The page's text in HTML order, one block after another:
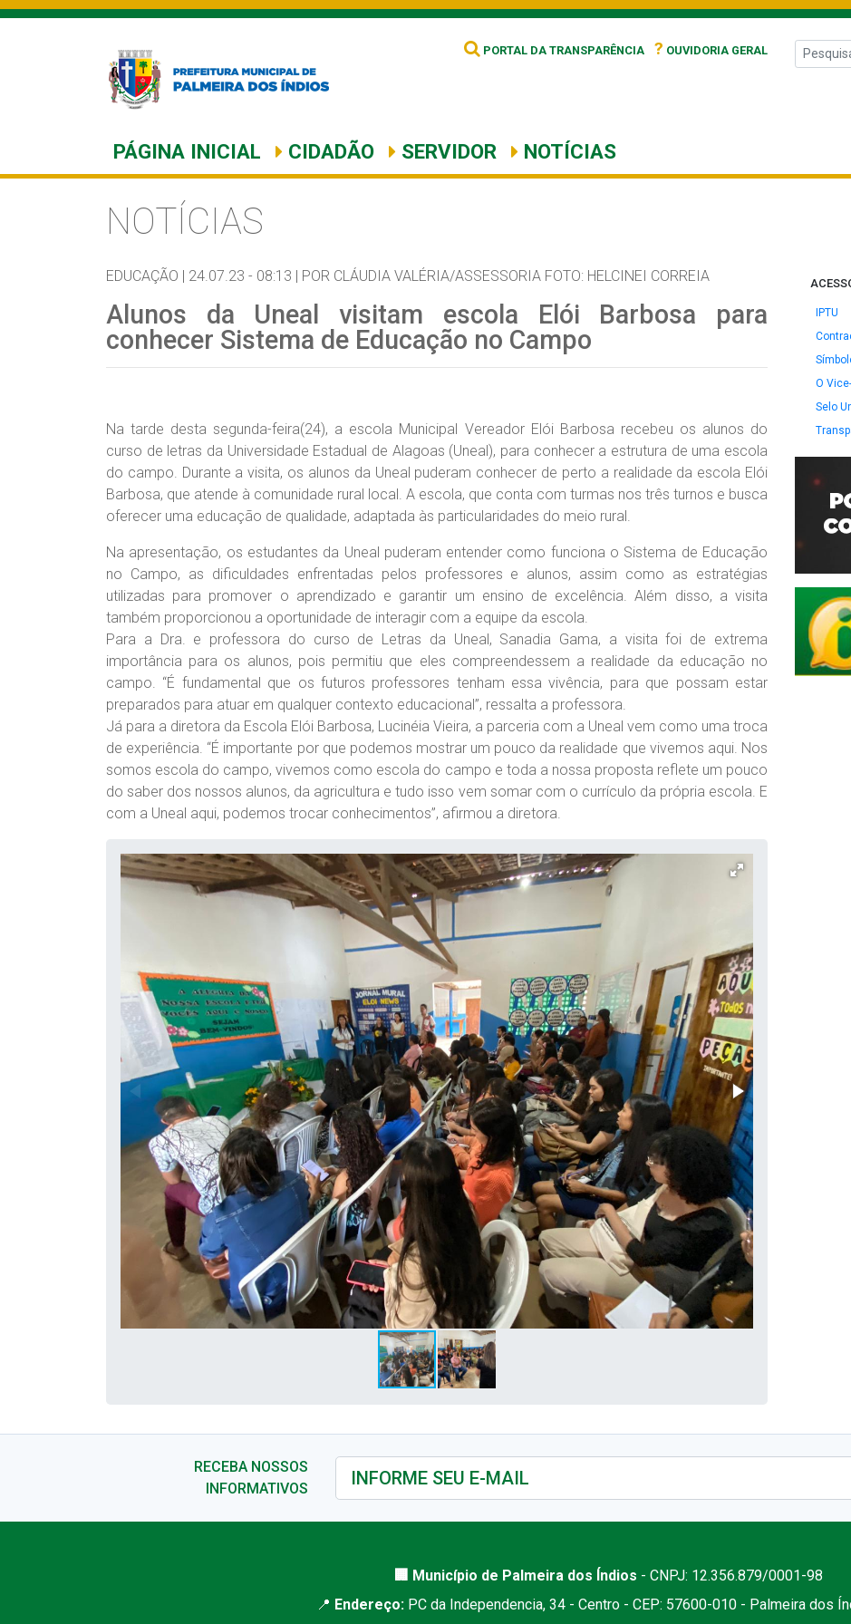
PORTAL DA TRANSPARÊNCIA ? OUVIDORIA GERAL
PÁGINA INICIAL CIDADÃO SERVIDOR NOTÍCIAS
NOTÍCIAS
EDUCAÇÃO | 24.07.23 - 08:13 | POR CLÁUDIA VALÉRIA/ASSESSORIA FOTO: HELCINEI CORREIA
Alunos da Uneal visitam escola Elói Barbosa para
conhecer Sistema de Educação no Campo
Na tarde desta segunda-feira(24), a escola Municipal Vereador Elói Barbosa recebeu os alunos do
curso de letras da Universidade Estadual de Alagoas (Uneal), para conhecer a estrutura de uma escola
do campo. Durante a visita, os alunos da Uneal puderam conhecer de perto a realidade da escola Elói
Barbosa, que atende à comunidade rural local. A escola, que conta com turmas nos três turnos e busca
oferecer uma educação de qualidade, adaptada às particularidades do meio rural.
Na apresentação, os estudantes da Uneal puderam entender como funciona o Sistema de Educação
no Campo, as dificuldades enfrentadas pelos professores e alunos, assim como as estratégias
utilizadas para promover o aprendizado e garantir um ensino de excelência. Além disso, a visita
também proporcionou a oportunidade de interagir com a equipe da escola.
Para a Dra. e professora do curso de Letras da Uneal, Sanadia Gama, a visita foi de extrema
importância para os alunos, pois permitiu que eles compreendessem a realidade da educação no
campo. “É fundamental que os futuros professores tenham essa vivência, para que possam estar
preparados para atuar em qualquer contexto educacional”, ressalta a professora.
Já para a diretora da Escola Elói Barbosa, Lucinéia Vieira, a parceria com a Uneal vem como uma troca
de experiência. “É importante por que podemos mostrar um pouco da realidade que vivemos aqui. Nos
somos escola do campo, vivemos como escola do campo e toda a nossa proposta reflete um pouco
do saber dos nossos alunos, da agricultura e tudo isso vem somar com o currículo da própria escola. E
com a Uneal aqui, podemos trocar conhecimentos”, afirmou a diretora.
IPTU
O
Selo
RECEBA NOSSOS
INFORMATIVOS
🏢 Município de Palmeira dos Índios - CNPJ: 12.356.879/0001-98
📍 Endereço: PC da Independencia, 34 - Centro - CEP: 57600-010 - Palmeira dos